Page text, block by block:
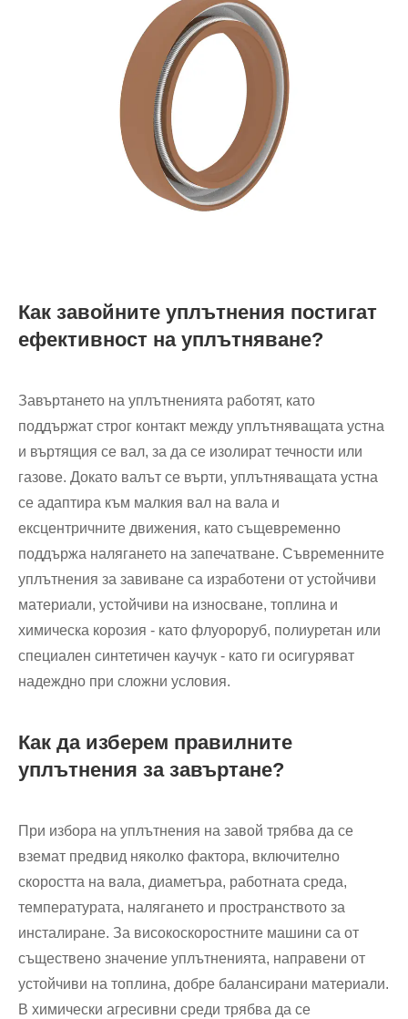
Как завойните уплътнения постигат
ефективност на уплътняване?
Завъртането на уплътненията работят, като
поддържат строг контакт между уплътняващата устна
и въртящия се вал, за да се изолират течности или
газове. Докато валът се върти, уплътняващата устна
се адаптира към малкия вал на вала и
ексцентричните движения, като същевременно
поддържа налягането на запечатване. Съвременните
уплътнения за завиване са изработени от устойчиви
материали, устойчиви на износване, топлина и
химическа корозия - като флуороруб, полиуретан или
специален синтетичен каучук - като ги осигуряват
надеждно при сложни условия.
Как да изберем правилните
уплътнения за завъртане?
При избора на уплътнения на завой трябва да се
вземат предвид няколко фактора, включително
скоростта на вала, диаметъра, работната среда,
температурата, налягането и пространството за
инсталиране. За високоскоростните машини са от
съществено значение уплътненията, направени от
устойчиви на топлина, добре балансирани материали.
В химически агресивни среди трябва да се